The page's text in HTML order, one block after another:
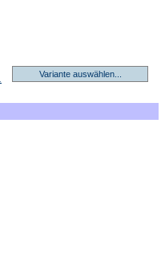
Variante auswählen...